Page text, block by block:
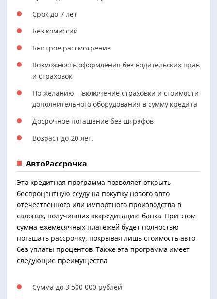
Срок до 7 лет
Без комиссий
Быстрое рассмотрение
Возможность оформления без водительских прав
и страховок
По желанию – включение страховки и стоимости
дополнительного оборудования в сумму кредита
Досрочное погашение без штрафов
Возраст до 20 лет.
АвтоРассрочка
Эта кредитная программа позволяет открыть
беспроцентную ссуду на покупку нового авто
отечественного или импортного производства в
салонах, получивших аккредитацию банка. При этом
сумма ежемесячных платежей будет полностью
погашать рассрочку, покрывая лишь стоимость авто
без уплаты процентов. Также эта программа имеет
следующие преимущества:
Сумма до 3 500 000 рублей